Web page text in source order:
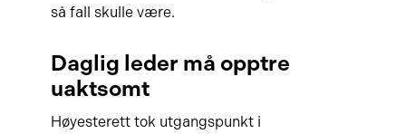
så fall skulle være.
Daglig leder må opptre
uaktsomt
Høyesterett tok utgangspunkt i